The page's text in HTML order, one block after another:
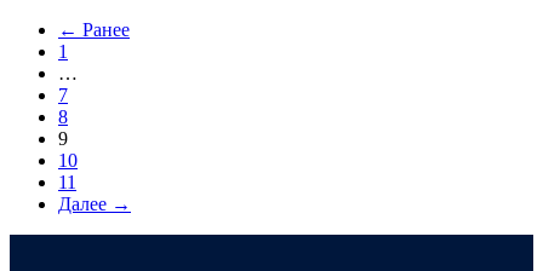
← Ранее
1
…
7
8
9
10
11
Далее →